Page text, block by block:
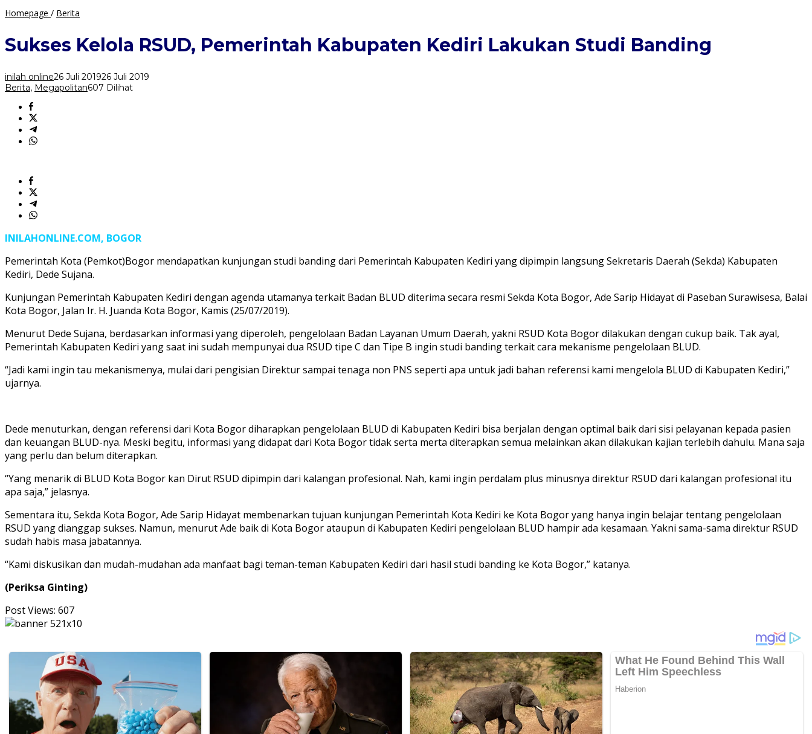
Homepage / Berita
RSUD,
Pemerintah
Lakukan
Studi
Sukses Kelola RSUD, Pemerintah Kabupaten Kediri Lakukan Studi Banding
inilah online26 Juli 201926 Juli 2019
Berita, Megapolitan607 Dilihat
INILAHONLINE.COM, BOGOR
Pemerintah Kota (Pemkot)Bogor mendapatkan kunjungan studi banding dari Pemerintah Kabupaten Kediri yang dipimpin langsung Sekretaris Daerah (Sekda) Kabupaten
Kediri, Dede Sujana.
Kunjungan Pemerintah Kabupaten Kediri dengan agenda utamanya terkait Badan BLUD diterima secara resmi Sekda Kota Bogor, Ade Sarip Hidayat di Paseban Surawisesa, Balai
Kota Bogor, Jalan Ir. H. Juanda Kota Bogor, Kamis (25/07/2019).
Menurut Dede Sujana, berdasarkan informasi yang diperoleh, pengelolaan Badan Layanan Umum Daerah, yakni RSUD Kota Bogor dilakukan dengan cukup baik. Tak ayal,
Pemerintah Kabupaten Kediri yang saat ini sudah mempunyai dua RSUD tipe C dan Tipe B ingin studi banding terkait cara mekanisme pengelolaan BLUD.
“Jadi kami ingin tau mekanismenya, mulai dari pengisian Direktur sampai tenaga non PNS seperti apa untuk jadi bahan referensi kami mengelola BLUD di Kabupaten Kediri,”
ujarnya.
Dede menuturkan, dengan referensi dari Kota Bogor diharapkan pengelolaan BLUD di Kabupaten Kediri bisa berjalan dengan optimal baik dari sisi pelayanan kepada pasien
dan keuangan BLUD-nya. Meski begitu, informasi yang didapat dari Kota Bogor tidak serta merta diterapkan semua melainkan akan dilakukan kajian terlebih dahulu. Mana saja
yang perlu dan belum diterapkan.
“Yang menarik di BLUD Kota Bogor kan Dirut RSUD dipimpin dari kalangan profesional. Nah, kami ingin perdalam plus minusnya direktur RSUD dari kalangan profesional itu
apa saja,” jelasnya.
Sementara itu, Sekda Kota Bogor, Ade Sarip Hidayat membenarkan tujuan kunjungan Pemerintah Kota Kediri ke Kota Bogor yang hanya ingin belajar tentang pengelolaan
RSUD yang dianggap sukses. Namun, menurut Ade baik di Kota Bogor ataupun di Kabupaten Kediri pengelolaan BLUD hampir ada kesamaan. Yakni sama-sama direktur RSUD
sudah habis masa jabatannya.
“Kami diskusikan dan mudah-mudahan ada manfaat bagi teman-teman Kabupaten Kediri dari hasil studi banding ke Kota Bogor,” katanya.
(Periksa Ginting)
Post Views: 607